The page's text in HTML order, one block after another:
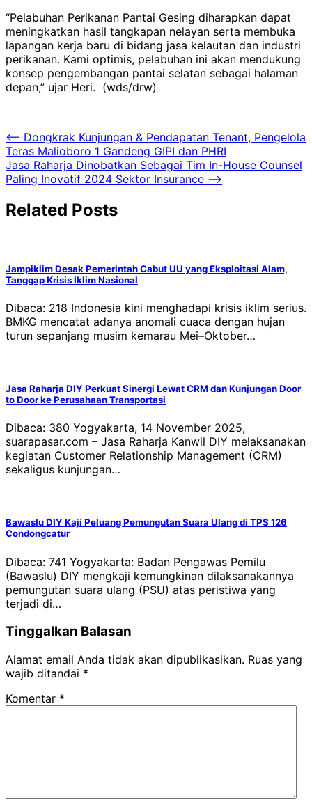
“Pelabuhan Perikanan Pantai Gesing diharapkan dapat
meningkatkan hasil tangkapan nelayan serta membuka
lapangan kerja baru di bidang jasa kelautan dan industri
perikanan. Kami optimis, pelabuhan ini akan mendukung
konsep pengembangan pantai selatan sebagai halaman
depan,” ujar Heri. (wds/drw)
Navigasi
pos
⟵ Dongkrak Kunjungan & Pendapatan Tenant, Pengelola
Teras Malioboro 1 Gandeng GIPI dan PHRI
Jasa Raharja Dinobatkan Sebagai Tim In-House Counsel
Paling Inovatif 2024 Sektor Insurance ⟶
Related Posts
Jampiklim Desak Pemerintah Cabut UU yang Eksploitasi Alam,
Tanggap Krisis Iklim Nasional
Dibaca: 218 Indonesia kini menghadapi krisis iklim serius.
BMKG mencatat adanya anomali cuaca dengan hujan
turun sepanjang musim kemarau Mei–Oktober…
Jasa Raharja DIY Perkuat Sinergi Lewat CRM dan Kunjungan Door
to Door ke Perusahaan Transportasi
Dibaca: 380 Yogyakarta, 14 November 2025,
suarapasar.com – Jasa Raharja Kanwil DIY melaksanakan
kegiatan Customer Relationship Management (CRM)
sekaligus kunjungan…
Bawaslu DIY Kaji Peluang Pemungutan Suara Ulang di TPS 126
Condongcatur
Dibaca: 741 Yogyakarta: Badan Pengawas Pemilu
(Bawaslu) DIY mengkaji kemungkinan dilaksanakannya
pemungutan suara ulang (PSU) atas peristiwa yang
terjadi di…
Tinggalkan Balasan
Alamat email Anda tidak akan dipublikasikan. Ruas yang
wajib ditandai *
Komentar *